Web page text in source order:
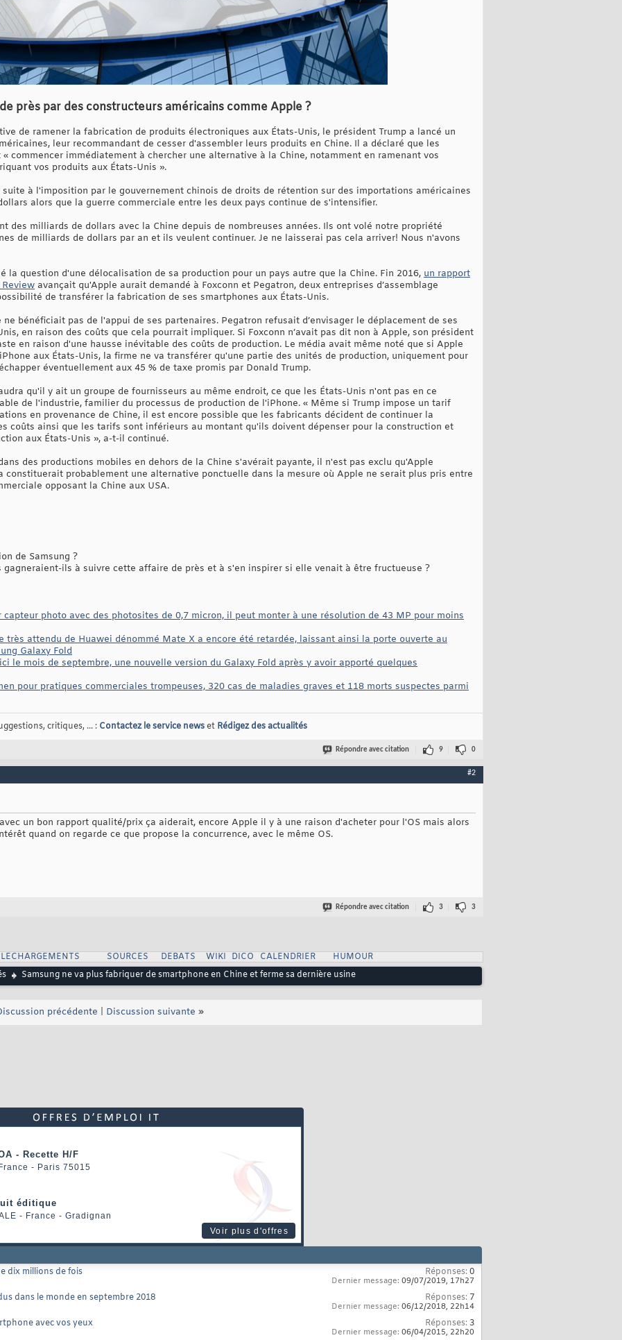
près par des constructeurs américains comme Apple ?
de ramener la fabrication de produits électroniques aux États-Unis, le président Trump a lancé un
leur recommandant de cesser d'assembler leurs produits en Chine. Il a déclaré que les
commencer immédiatement à chercher une alternative à la Chine, notamment en ramenant vos
vos produits aux États-Unis ».
à l'imposition par le gouvernement chinois de droits de rétention sur des importations américaines
alors que la guerre commerciale entre les deux pays continue de s'intensifier.
des milliards de dollars avec la Chine depuis de nombreuses années. Ils ont volé notre propriété
de milliards de dollars par an et ils veulent continuer. Je ne laisserai pas cela arriver! Nous n'avons
la question d'une délocalisation de sa production pour un pays autre que la Chine. Fin 2016, un rapport
avançait qu'Apple aurait demandé à Foxconn et Pegatron, deux entreprises d’assemblage
de transférer la fabrication de ses smartphones aux États-Unis.
bénéficiait pas de l'appui de ses partenaires. Pegatron refusait d’envisager le déplacement de ses
en raison des coûts que cela pourrait impliquer. Si Foxconn n’avait pas dit non à Apple, son président
en raison d'une hausse inévitable des coûts de production. Le média avait même noté que si Apple
aux États-Unis, la firme ne va transférer qu'une partie des unités de production, uniquement pour
éventuellement aux 45 % de taxe promis par Donald Trump.
qu'il y ait un groupe de fournisseurs au même endroit, ce que les États-Unis n'ont pas en ce
de l'industrie, familier du processus de production de l'iPhone. « Même si Trump impose un tarif
en provenance de Chine, il est encore possible que les fabricants décident de continuer la
coûts ainsi que les tarifs sont inférieurs au montant qu'ils doivent dépenser pour la construction et
aux États-Unis », a-t-il continué.
des productions mobiles en dehors de la Chine s'avérait payante, il n'est pas exclu qu'Apple
constituerait probablement une alternative ponctuelle dans la mesure où Apple ne serait plus pris entre
opposant la Chine aux USA.
de Samsung ?
gagneraient-ils à suivre cette affaire de près et à s'en inspirer si elle venait à être fructueuse ?
capteur photo avec des photosites de 0,7 micron, il peut monter à une résolution de 43 MP pour moins
très attendu de Huawei dénommé Mate X a encore été retardée, laissant ainsi la porte ouverte au
Galaxy Fold
le mois de septembre, une nouvelle version du Galaxy Fold après y avoir apporté quelques
pour pratiques commerciales trompeuses, 320 cas de maladies graves et 118 morts suspectes parmi
critiques, ... : Contactez le service newset Rédigez des actualités
Répondre avec citation 9 0
#2
un bon rapport qualité/prix ça aiderait, encore Apple il y à une raison d'acheter pour l'OS mais alors
quand on regarde ce que propose la concurrence, avec le même OS.
Répondre avec citation 3 3
SOURCES DEBATS WIKI DICO CALENDRIER
HUMOUR
Samsung ne va plus fabriquer de smartphone en Chine et ferme sa dernière usine
précédente Discussion suivante »
- Recette H/F
- Paris 75015
éditique
- France - Gradignan
Voir plus d'offres
dix millions de fois Réponses:0
Dernier message: 09/07/2019, 17h27
dans le monde en septembre 2018 Réponses: 7
Dernier message: 06/12/2018, 22h14
avec vos yeux Réponses: 3
Dernier message: 06/04/2015, 22h20